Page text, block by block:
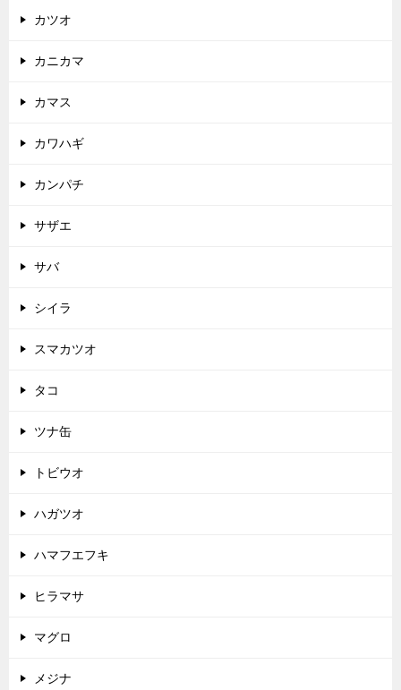
カツオ
カニカマ
カマス
カワハギ
カンパチ
サザエ
サバ
シイラ
スマカツオ
タコ
ツナ缶
トビウオ
ハガツオ
ハマフエフキ
ヒラマサ
マグロ
メジナ